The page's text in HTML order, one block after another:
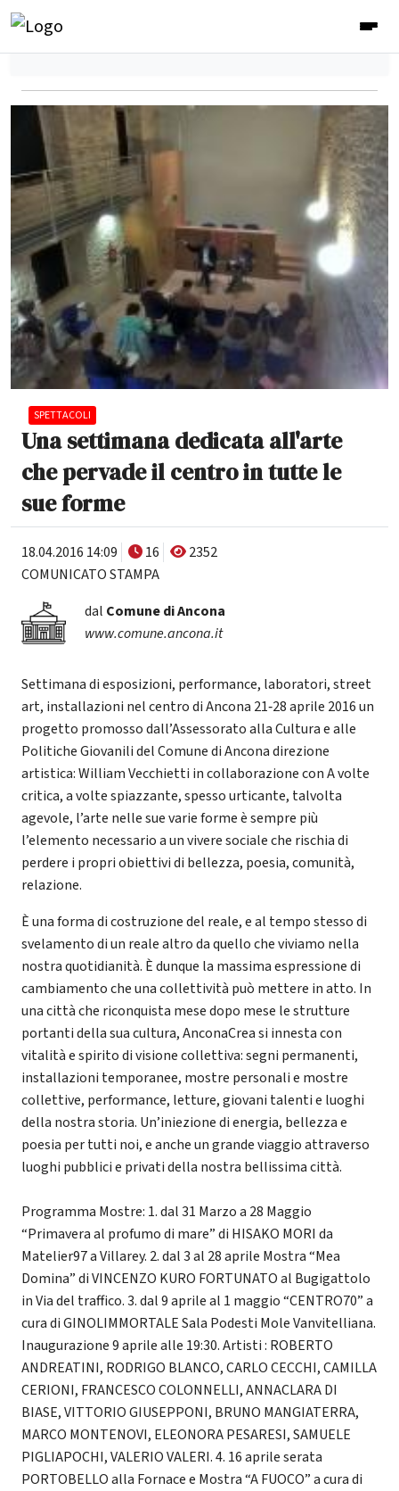
SPETTACOLI
Una settimana dedicata all'arte
che pervade il centro in tutte le
sue forme
18.04.2016 14:09 16
2352
COMUNICATO STAMPA
dal Comune di Ancona
www.comune.ancona.it
Settimana di esposizioni, performance, laboratori, street
art, installazioni nel centro di Ancona 21‐28 aprile 2016 un
progetto promosso dall’Assessorato alla Cultura e alle
Politiche Giovanili del Comune di Ancona direzione
artistica: William Vecchietti in collaborazione con A volte
critica, a volte spiazzante, spesso urticante, talvolta
agevole, l’arte nelle sue varie forme è sempre più
l’elemento necessario a un vivere sociale che rischia di
perdere i propri obiettivi di bellezza, poesia, comunità,
relazione.
È una forma di costruzione del reale, e al tempo stesso di
svelamento di un reale altro da quello che viviamo nella
nostra quotidianità. È dunque la massima espressione di
cambiamento che una collettività può mettere in atto. In
una città che riconquista mese dopo mese le strutture
portanti della sua cultura, AnconaCrea si innesta con
vitalità e spirito di visione collettiva: segni permanenti,
installazioni temporanee, mostre personali e mostre
collettive, performance, letture, giovani talenti e luoghi
della nostra storia. Un’iniezione di energia, bellezza e
poesia per tutti noi, e anche un grande viaggio attraverso
luoghi pubblici e privati della nostra bellissima città.
Programma Mostre: 1. dal 31 Marzo a 28 Maggio
“Primavera al profumo di mare” di HISAKO MORI da
Matelier97 a Villarey. 2. dal 3 al 28 aprile Mostra “Mea
Domina” di VINCENZO KURO FORTUNATO al Bugigattolo
in Via del traffico. 3. dal 9 aprile al 1 maggio “CENTRO70” a
cura di GINOLIMMORTALE Sala Podesti Mole Vanvitelliana.
Inaugurazione 9 aprile alle 19:30. Artisti : ROBERTO
ANDREATINI, RODRIGO BLANCO, CARLO CECCHI, CAMILLA
CERIONI, FRANCESCO COLONNELLI, ANNACLARA DI
BIASE, VITTORIO GIUSEPPONI, BRUNO MANGIATERRA,
MARCO MONTENOVI, ELEONORA PESARESI, SAMUELE
PIGLIAPOCHI, VALERIO VALERI. 4. 16 aprile serata
PORTOBELLO alla Fornace e Mostra “A FUOCO” a cura di